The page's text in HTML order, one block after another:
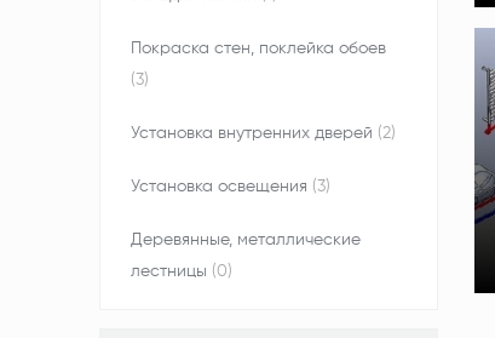
Покраска стен, поклейка обоев
(3)
Установка внутренних дверей (2)
Установка освещения (3)
Деревянные, металлические
лестницы (0)